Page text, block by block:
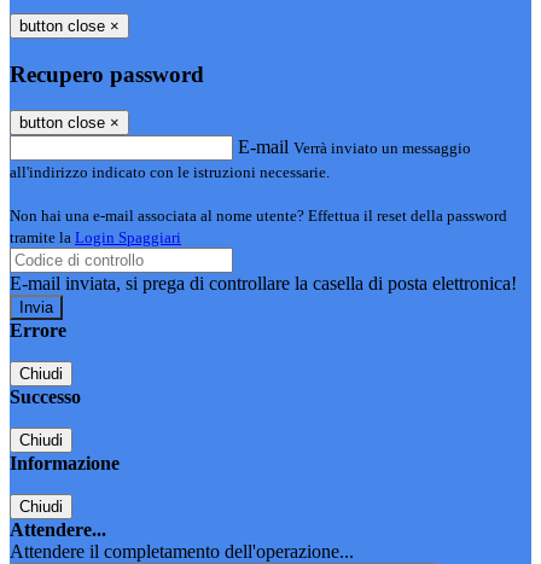
button close ×
Recupero password
button close ×
E-mail Verrà inviato un messaggio
all'indirizzo indicato con le istruzioni necessarie.
Non hai una e-mail associata al nome utente? Effettua il reset della password
tramite la Login Spaggiari
E-mail inviata, si prega di controllare la casella di posta elettronica!
Errore
Chiudi
Successo
Chiudi
Informazione
Chiudi
Attendere...
Attendere il completamento dell'operazione...